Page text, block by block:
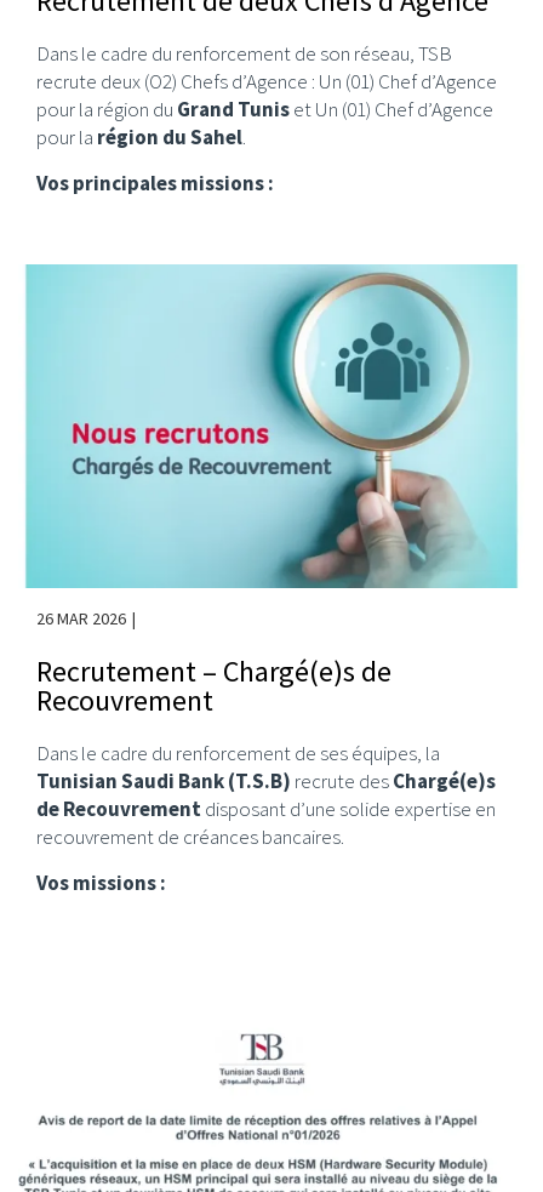
Dans le cadre du renforcement de son réseau, TSB
recrute deux (O2) Chefs d’Agence : Un (01) Chef d’Agence
pour la région du Grand Tuniset Un (01) Chef d’Agence
pour la région du Sahel.
Vos principales missions :
26 MAR 2026
Recrutement – Chargé(e)s de
Recouvrement
Dans le cadre du renforcement de ses équipes, la
Tunisian Saudi Bank (T.S.B) recrute desChargé(e)s
de Recouvrementdisposant d’une solide expertise en
recouvrement de créances bancaires.
Vos missions :